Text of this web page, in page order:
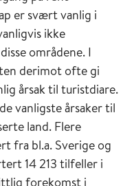
er svært vanlig i
ikke
områdene. I
derimot ofte gi
årsak til turistdiare.
vanligste årsaker til
land. Flere
fra bl.a. Sverige og
14 213 tilfeller i
forekomst i